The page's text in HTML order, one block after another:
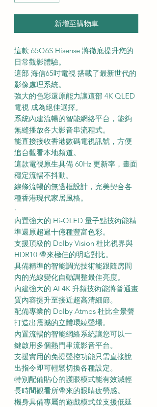
新增至購物車
這款 65Q6S Hisense 將徹底提升您的
日常觀影體驗。
這部 海信65吋電視 搭載了最新世代的
影像處理系統。
強大的色彩還原能力讓這部 4K QLED
電視 成為絕佳選擇。
系統內建流暢的智能網絡平台，能夠
無縫播放各大影音串流程式。
能直接接收香港數碼電視訊號，方便
追台觀看本地頻道。
這款電視原生具備 60Hz 更新率，畫面
穩定流暢不抖動。
線條流暢的無邊框設計，完美契合各
種香港現代家居風格。
·
內置強大的 Hi-QLED 量子點技術能精
準還原超過十億種豐富色彩。
支援頂級的 Dolby Vision 杜比視界與
HDR10 帶來極佳的明暗對比。
具備精準的智能調光技術能跟隨房間
內的光線變化自動調整最佳亮度。
內建強大的 AI 4K 升頻技術能將普通畫
質內容提升至接近超高清細節。
配備專業的 Dolby Atmos 杜比全景聲
打造出震撼的立體環繞聲場。
內置流暢的智能網絡系統讓您可以一
鍵啟用多個熱門串流影音平台。
支援實用的免提聲控功能只需直接說
出指令即可輕鬆切換各種設定。
特別配備貼心的護眼模式能有效減輕
長時間觀看所帶來的眼睛疲勞感。
機身具備專屬的遊戲模式並支援低延